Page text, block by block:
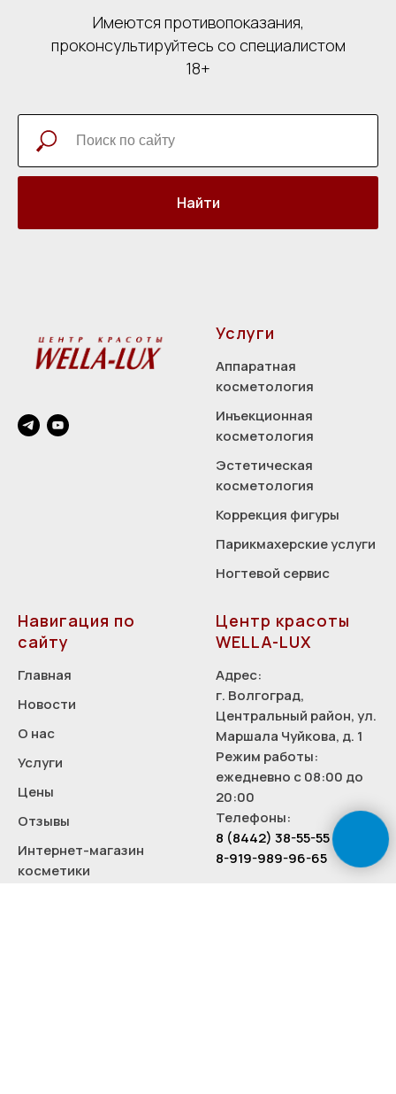
Имеются противопоказания,
проконсультируйтесь со специалистом
18+
Найти
Услуги
Аппаратная
косметология
Инъекционная
косметология
Эстетическая
косметология
Коррекция фигуры
Парикмахерские услуги
Ногтевой сервис
Навигация по
сайту
Главная
Новости
О нас
Услуги
Цены
Отзывы
Интернет-магазин
косметики
Центр красоты
WELLA-LUX
Адрес:
г. Волгоград,
Центральный район, ул.
Маршала Чуйкова, д. 1
Режим работы:
ежедневно с 08:00 до
20:00
Телефоны:
8 (8442) 38-55-55
8-919-989-96-65